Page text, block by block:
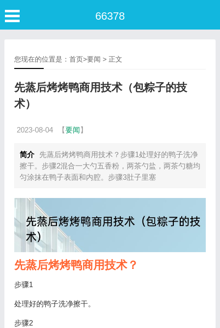
66378
您现在的位置是： 首页>要闻 > 正文
先蒸后烤烤鸭商用技术（包粽子的技
术）
2023-08-04 【要闻】
简介
先蒸后烤烤鸭商用技术？步骤1处理好的鸭子洗净
擦干。步骤2混合一大勺五香粉，两茶勺盐，两茶勺糖均
匀涂抹在鸭子表面和内腔。步骤3肚子里塞
先蒸后烤烤鸭商用技术？
步骤1
处理好的鸭子洗净擦干。
步骤2